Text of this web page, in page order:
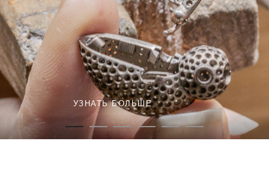
УЗНАТЬ БОЛЬШЕ